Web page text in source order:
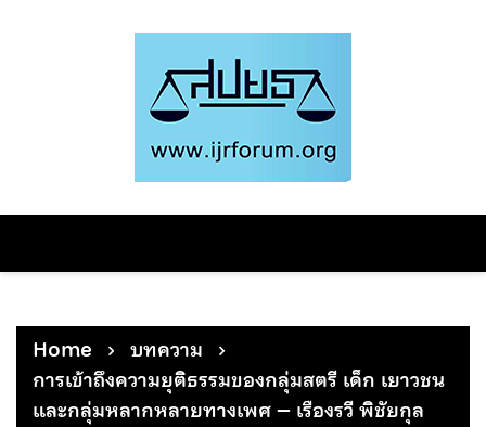
Home
บทความ
การเข้าถึงความยุติธรรมของกลุ่มสตรี เด็ก เยาวชน
และกลุ่มหลากหลายทางเพศ – เรืองรวี พิชัยกุล